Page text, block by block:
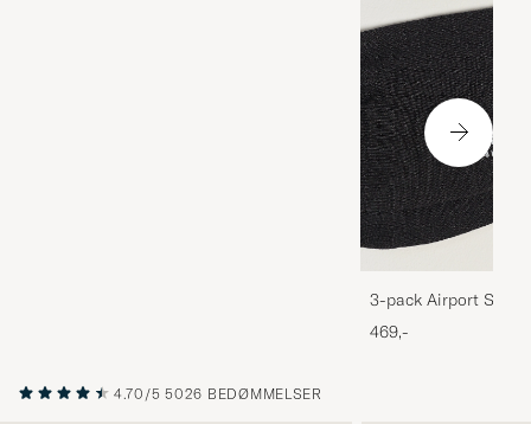
3-pack Airport
Melange
469,-
4.70/5 5026 BEDØMMELSER